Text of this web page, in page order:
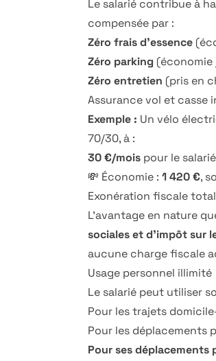
Le salarié contribue à
compensée par :
Zéro frais d'essence
Zéro parking
Zéro entretien (pris en
Assurance vol et casse
Exemple : Un vélo
70/30, à :
30 €/mois pour le
💸 Économie : 1 420 €,
Exonération fiscale
L'avantage en nature
sociales et d'impôt sur
aucune charge fiscale
Usage personnel illimité
Le salarié peut utiliser
Pour les trajets
Pour les déplacements
Pour ses déplacements